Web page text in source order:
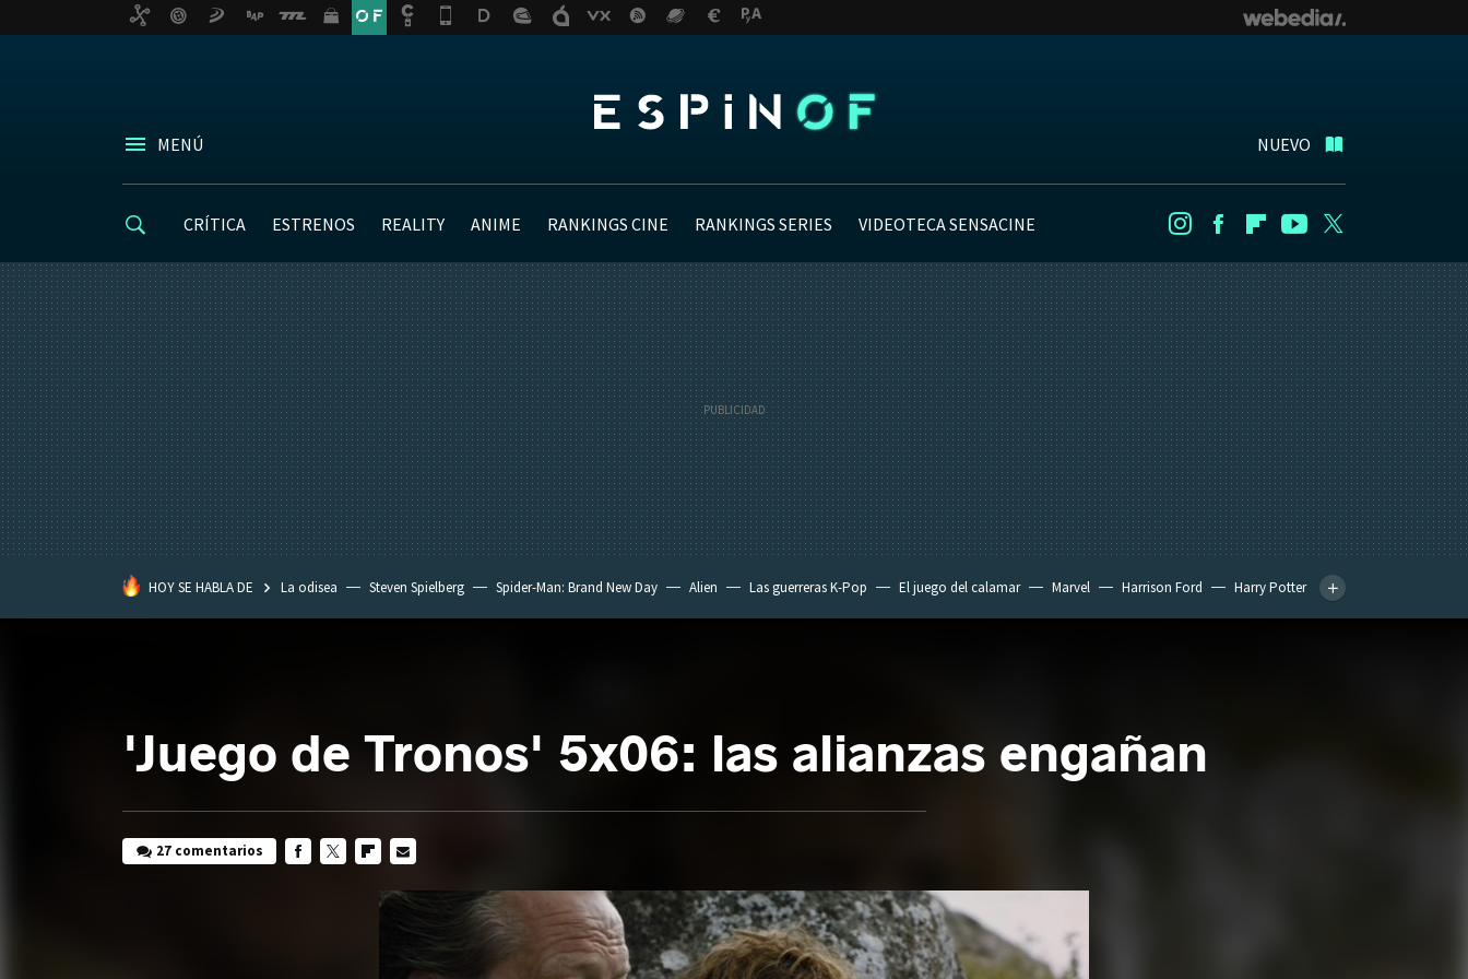
MENÚ NUEVO
CRÍTICA ESTRENOS REALITY ANIME RANKINGS CINE RANKINGS SERIES VIDEOTECA SENSACINE InstagramFacebookFlipboard
Youtube
HOY SE HABLA DE La odisea Steven Spielberg Spider-Man: Brand New Day Alien Las guerreras K-Pop El juego del calamar Marvel Harrison Ford
Harry Potter
'Juego de Tronos' 5x06: las alianzas engañan
27 comentarios
MAIL